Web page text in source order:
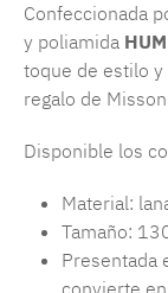
Confeccionada
y poliamida
toque de estilo y
regalo de
Disponible los
Material:
Tamaño:
Presentada